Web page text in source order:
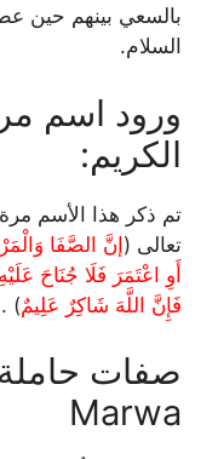
بالسعي بينهم حين
السلام.
ورود اسم
الكريم:
تم ذكر هذا الأسم
تعالى (إنَّ الصَّفَا
أَوِ اعْتَمَرَ فَلَا جُنَاحَ
فَإِنَّ اللَّهَ شَاكِرٌ عَلِيمٌ) .
صفات
Marwa